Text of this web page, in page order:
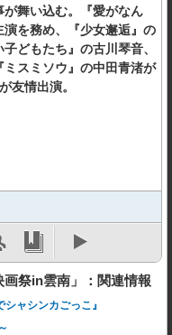
舞い込む。『愛がなん
を務め、『少女邂逅』の
どもたち』の古川琴音、
ミスミソウ』の中田青渚が
友情出演。
祭in雲南」：関連情報
ャシンカごっこ』